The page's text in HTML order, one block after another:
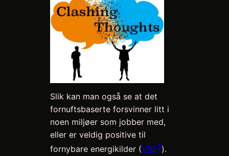
Slik kan man også se at det
fornuftsbaserte forsvinner litt i
noen miljøer som jobber med,
eller er veldig positive til
fornybare energikilder (VRE5).